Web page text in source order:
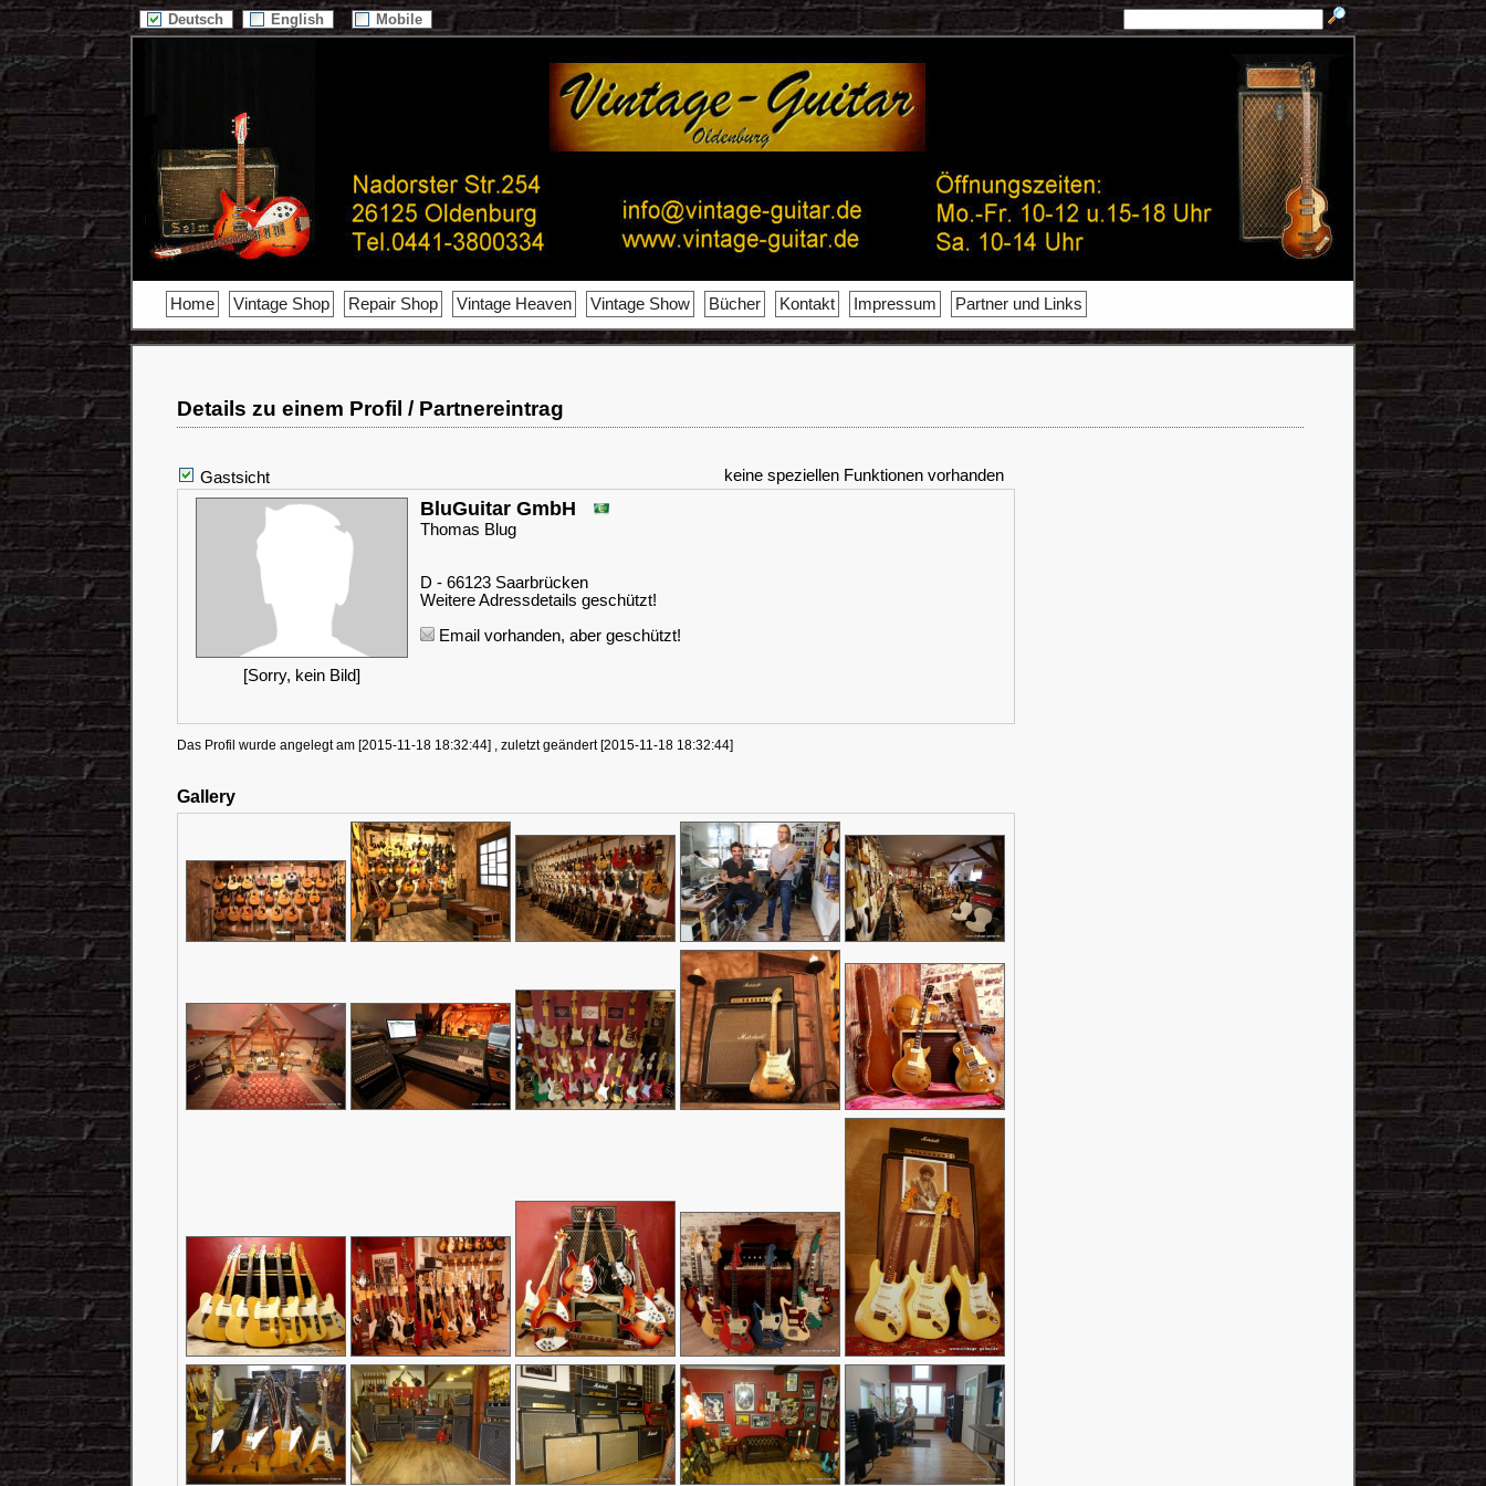
Deutsch English Mobile
Home Vintage Shop Repair Shop Vintage Heaven Vintage Show Bücher Kontakt Impressum Partner und Links
Details zu einem Profil / Partnereintrag
Gastsicht keine speziellen Funktionen vorhanden
[Sorry, kein Bild]
BluGuitar GmbH
Thomas Blug
D - 66123 Saarbrücken
Weitere Adressdetails geschützt!
Email vorhanden, aber geschützt!
Das Profil wurde angelegt am [2015-11-18 18:32:44] , zuletzt geändert [2015-11-18 18:32:44]
Gallery